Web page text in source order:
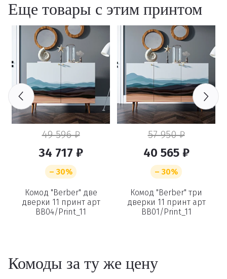
Еще товары с этим принтом
49 596 ₽
34 717 ₽
– 30%
Комод "Berber" две
дверки 11 принт арт
BB04/Print_11
57 950 ₽
40 565 ₽
– 30%
Комод "Berber" три
дверки 11 принт арт
BB01/Print_11
Комоды за ту же цену